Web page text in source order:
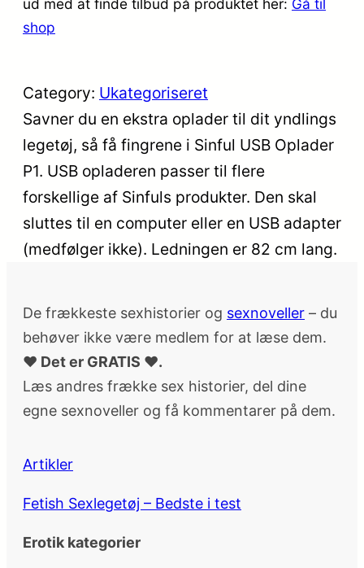
ud med at finde tilbud på produktet her: Gå til
shop
Category: Ukategoriseret
Savner du en ekstra oplader til dit yndlings
legetøj, så få fingrene i Sinful USB Oplader
P1. USB opladeren passer til flere
forskellige af Sinfuls produkter. Den skal
sluttes til en computer eller en USB adapter
(medfølger ikke). Ledningen er 82 cm lang.
De frækkeste sexhistorier og sexnoveller – du
behøver ikke være medlem for at læse dem.
♥ Det er GRATIS ♥.
Læs andres frække sex historier, del dine
egne sexnoveller og få kommentarer på dem.
Artikler
Fetish Sexlegetøj – Bedste i test
Erotik kategorier